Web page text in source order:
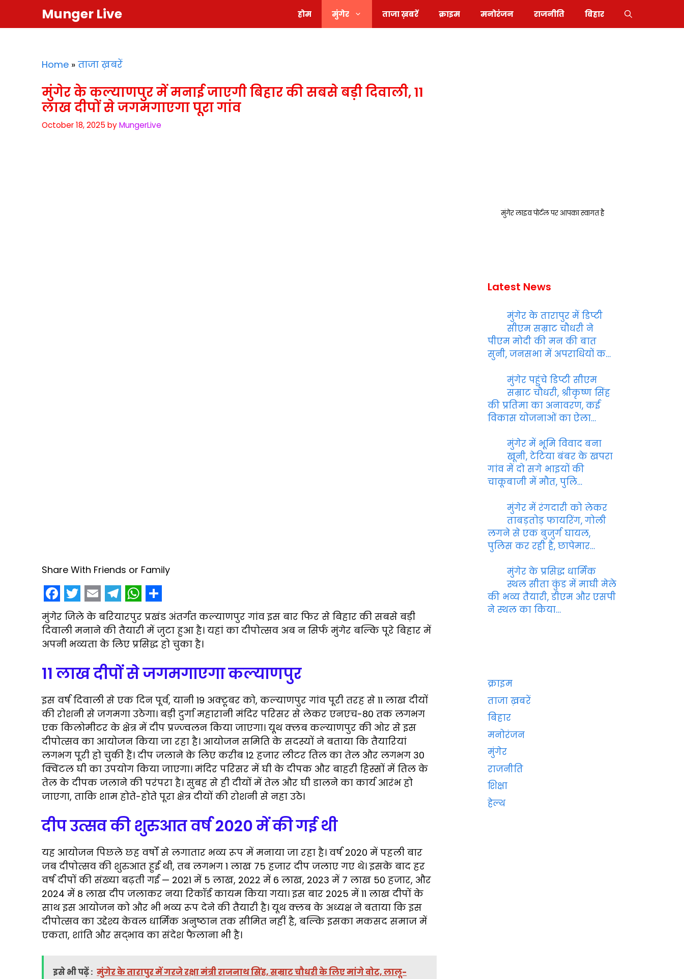
Munger Live होम मुंगेर ताजा ख़बरें क्राइम मनोरंजन राजनीति बिहार
Home » ताजा ख़बरें
मुंगेर के कल्याणपुर में मनाई जाएगी बिहार की सबसे बड़ी दिवाली, 11
लाख दीपों से जगमगाएगा पूरा गांव
October 18, 2025 byMungerLive
Share With Friends or Family
F
a
c
b
o
o
k
T
w
i
t
e
r
E
m
a
l
T
e
l
e
g
r
a
m
W
h
a
s
A
p
p
S
h
a
e
मुंगेर जिले के बरियारपुर प्रखंड अंतर्गत कल्याणपुर गांव इस बार फिर से बिहार की सबसे बड़ी
दिवाली मनाने की तैयारी में जुटा हुआ है। यहां का दीपोत्सव अब न सिर्फ मुंगेर बल्कि पूरे बिहार में
अपनी भव्यता के लिए प्रसिद्ध हो चुका है।
11 लाख दीपों से जगमगाएगा कल्याणपुर
इस वर्ष दिवाली से एक दिन पूर्व, यानी 19 अक्टूबर को, कल्याणपुर गांव पूरी तरह से 11 लाख दीयों
की रोशनी से जगमगा उठेगा। बड़ी दुर्गा महारानी मंदिर परिसर से लेकर एनएच-80 तक लगभग
एक किलोमीटर के क्षेत्र में दीप प्रज्ज्वलन किया जाएगा। यूथ क्लब कल्याणपुर की ओर से इस
दीपोत्सव का आयोजन किया जा रहा है। आयोजन समिति के सदस्यों ने बताया कि तैयारियां
लगभग पूरी हो चुकी हैं। दीप जलाने के लिए करीब 12 हजार लीटर तिल का तेल और लगभग 30
क्विंटल घी का उपयोग किया जाएगा। मंदिर परिसर में घी के दीपक और बाहरी हिस्सों में तिल के
तेल के दीपक जलाने की परंपरा है। सुबह से ही दीयों में तेल और घी डालने का कार्य आरंभ हो
जाएगा, ताकि शाम होते-होते पूरा क्षेत्र दीयों की रोशनी से नहा उठे।
दीप उत्सव की शुरुआत वर्ष 2020 में की गई थी
यह आयोजन पिछले छह वर्षों से लगातार भव्य रूप में मनाया जा रहा है। वर्ष 2020 में पहली बार
जब दीपोत्सव की शुरुआत हुई थी, तब लगभग 1 लाख 75 हजार दीप जलाए गए थे। इसके बाद हर
वर्ष दीपों की संख्या बढ़ती गई — 2021 में 5 लाख, 2022 में 6 लाख, 2023 में 7 लाख 50 हजार, और
2024 में 8 लाख दीप जलाकर नया रिकॉर्ड कायम किया गया। इस बार 2025 में 11 लाख दीपों के
साथ इस आयोजन को और भी भव्य रूप देने की तैयारी है। यूथ क्लब के अध्यक्ष ने बताया कि इस
दीपोत्सव का उद्देश्य केवल धार्मिक अनुष्ठान तक सीमित नहीं है, बल्कि इसका मकसद समाज में
एकता, शांति और सद्भाव का संदेश फैलाना भी है।
इसे भी पढ़ें : मुंगेर के तारापुर में गरजे रक्षा मंत्री राजनाथ सिंह, सम्राट चौधरी के लिए मांगे वोट, लालू-
मुंगेर लाइव पोर्टल पर आपका स्वागत है
Latest News
मुंगेर के तारापुर में डिप्टी
सीएम सम्राट चौधरी ने
पीएम मोदी की मन की बात
सुनी, जनसभा में अपराधियों क…
मुंगेर पहुंचे डिप्टी सीएम
सम्राट चौधरी, श्रीकृष्ण सिंह
की प्रतिमा का अनावरण, कई
विकास योजनाओं का ऐला…
मुंगेर में भूमि विवाद बना
खूनी, टेटिया बंबर के खपरा
गांव में दो सगे भाइयों की
चाकूबाजी में मौत, पुलि…
मुंगेर में रंगदारी को लेकर
ताबड़तोड़ फायरिंग, गोली
लगने से एक बुजुर्ग घायल,
पुलिस कर रही है, छापेमार…
मुंगेर के प्रसिद्ध धार्मिक
स्थल सीता कुंड में माघी मेले
की भव्य तैयारी, डीएम और एसपी
ने स्थल का किया…
क्राइम
ताजा ख़बरें
बिहार
मनोरंजन
मुंगेर
राजनीति
शिक्षा
हेल्थ